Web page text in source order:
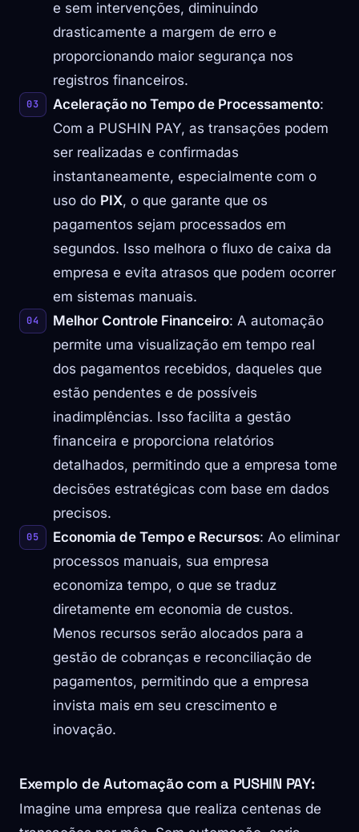
e sem intervenções, diminuindo
drasticamente a margem de erro e
proporcionando maior segurança nos
registros financeiros.
Aceleração no Tempo de Processamento:
Com a PUSHIN PAY, as transações podem
ser realizadas e confirmadas
instantaneamente, especialmente com o
uso do PIX, o que garante que os
pagamentos sejam processados em
segundos. Isso melhora o fluxo de caixa da
empresa e evita atrasos que podem ocorrer
em sistemas manuais.
Melhor Controle Financeiro: A automação
permite uma visualização em tempo real
dos pagamentos recebidos, daqueles que
estão pendentes e de possíveis
inadimplências. Isso facilita a gestão
financeira e proporciona relatórios
detalhados, permitindo que a empresa tome
decisões estratégicas com base em dados
precisos.
Economia de Tempo e Recursos: Ao eliminar
processos manuais, sua empresa
economiza tempo, o que se traduz
diretamente em economia de custos.
Menos recursos serão alocados para a
gestão de cobranças e reconciliação de
pagamentos, permitindo que a empresa
invista mais em seu crescimento e
inovação.
Exemplo de Automação com a PUSHIN PAY:
Imagine uma empresa que realiza centenas de